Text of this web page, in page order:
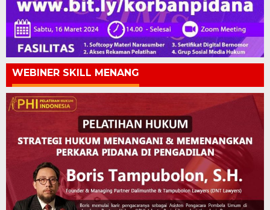
WEBINER SKILL MENANG